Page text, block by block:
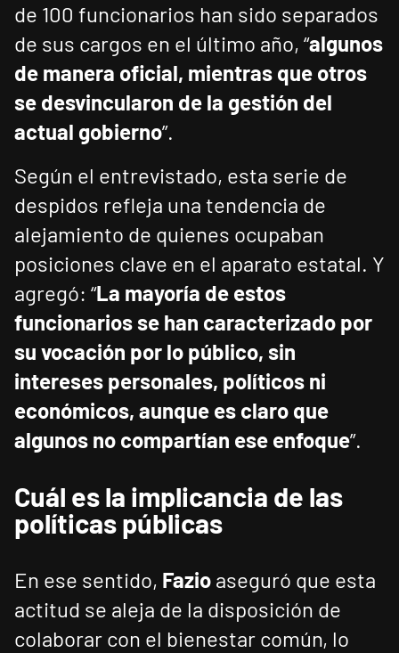
de 100 funcionarios han sido separados
de sus cargos en el último año, “algunos
de manera oficial, mientras que otros
se desvincularon de la gestión del
actual gobierno”.
Según el entrevistado, esta serie de
despidos refleja una tendencia de
alejamiento de quienes ocupaban
posiciones clave en el aparato estatal. Y
agregó: “La mayoría de estos
funcionarios se han caracterizado por
su vocación por lo público, sin
intereses personales, políticos ni
económicos, aunque es claro que
algunos no compartían ese enfoque”.
Cuál es la implicancia de las
políticas públicas
En ese sentido, Fazio aseguró que esta
actitud se aleja de la disposición de
colaborar con el bienestar común, lo